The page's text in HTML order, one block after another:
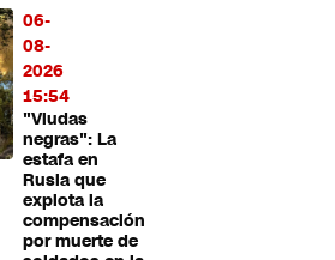
06-
08-
2026
15:54
"Viudas
negras": La
estafa en
Rusia que
explota la
compensación
por muerte de